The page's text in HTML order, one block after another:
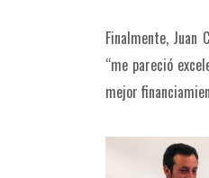
Finalmente, Juan
“me pareció
mejor